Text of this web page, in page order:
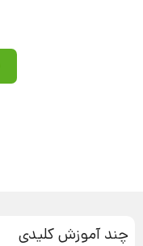
چند آموزش کلیدی